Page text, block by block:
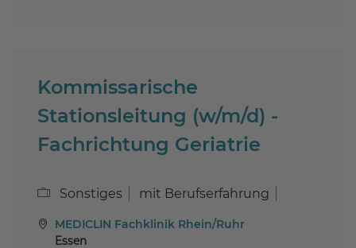
Kommissarische
Stationsleitung (w/m/d) -
Fachrichtung Geriatrie
Sonstiges mit Berufserfahrung
MEDICLIN Fachklinik Rhein/Ruhr
Essen